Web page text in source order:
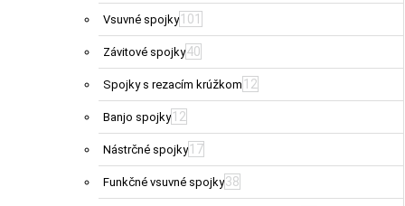
Vsuvné spojky 101
Závitové spojky40
Spojky s rezacím krúžkom 12
Banjo spojky 12
Nástrčné spojky 17
Funkčné vsuvné spojky38